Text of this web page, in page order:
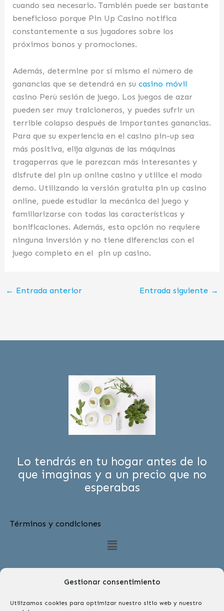
Gestionar consentimiento
Utilizamos cookies para optimizar nuestro sitio web y nuestro
cuando sea necesario. También puede ser bastante
beneficioso porque Pin Up Casino notifica
constantemente a sus jugadores sobre los
próximos bonos y promociones.
Además, determine por sí mismo el número de
ganancias que se detendrá en sucasino móvil
casino Perù sesión de juego. Los juegos de azar
pueden ser muy traicioneros, y puedes sufrir un
terrible colapso después de importantes ganancias.
Para que su experiencia en el casino pin-up sea
más positiva, elija algunas de las máquinas
tragaperras que le parezcan más interesantes y
disfrute del pin up online casino y utilice el modo
demo. Utilizando la versión gratuita pin up casino
online, puede estudiar la mecánica del juego y
familiarizarse con todas las características y
bonificaciones. Además, esta opción no requiere
ninguna inversión y no tiene diferencias con el
juego completo en el pin up casino.
← Entrada anterior Entrada siguiente →
Lo tendrás en tu hogar antes de lo
que imaginas y a un precio que no
esperabas
Términos y condiciones
Menú